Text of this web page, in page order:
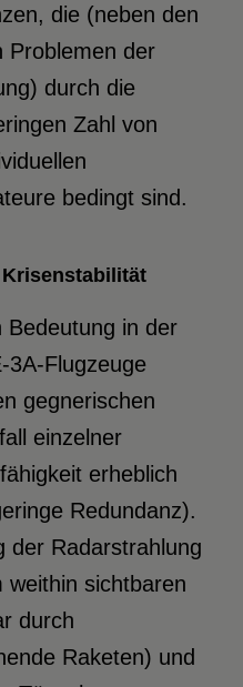
die (neben den
Problemen der
durch die
Zahl von
bedingt sind.
Bedeutung in der
3A-Flugzeuge
gegnerischen
einzelner
erheblich
Redundanz).
der Radarstrahlung
weithin sichtbaren
durch
Raketen) und